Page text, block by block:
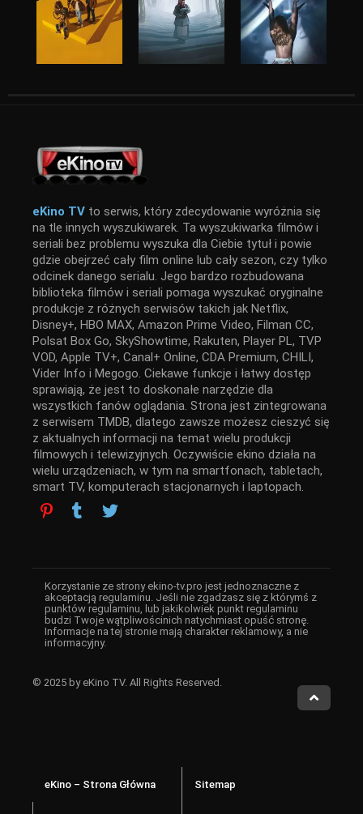
eKino TV to serwis, który zdecydowanie wyróżnia się
na tle innych wyszukiwarek. Ta wyszukiwarka filmów i
seriali bez problemu wyszuka dla Ciebie tytuł i powie
gdzie obejrzeć cały film online lub cały sezon, czy tylko
odcinek danego serialu. Jego bardzo rozbudowana
biblioteka filmów i seriali pomaga wyszukać oryginalne
produkcje z różnych serwisów takich jak Netflix,
Disney+, HBO MAX, Amazon Prime Video, Filman CC,
Polsat Box Go, SkyShowtime, Rakuten, Player PL, TVP
VOD, Apple TV+, Canal+ Online, CDA Premium, CHILI,
Vider Info i Megogo. Ciekawe funkcje i łatwy dostęp
sprawiają, że jest to doskonałe narzędzie dla
wszystkich fanów oglądania. Strona jest zintegrowana
z serwisem TMDB, dlatego zawsze możesz cieszyć się
z aktualnych informacji na temat wielu produkcji
filmowych i telewizyjnych. Oczywiście ekino działa na
wielu urządzeniach, w tym na smartfonach, tabletach,
smart TV, komputerach stacjonarnych i laptopach.
Korzystanie ze strony ekino-tv.pro jest jednoznaczne z
akceptacją regulaminu. Jeśli nie zgadzasz się z którymś z
punktów regulaminu, lub jakikolwiek punkt regulaminu
budzi Twoje wątpliwościnich natychmiast opuść stronę.
Informacje na tej stronie mają charakter reklamowy, a nie
informacyjny.
© 2025 by eKino TV. All Rights Reserved.
eKino – Strona Główna Sitemap